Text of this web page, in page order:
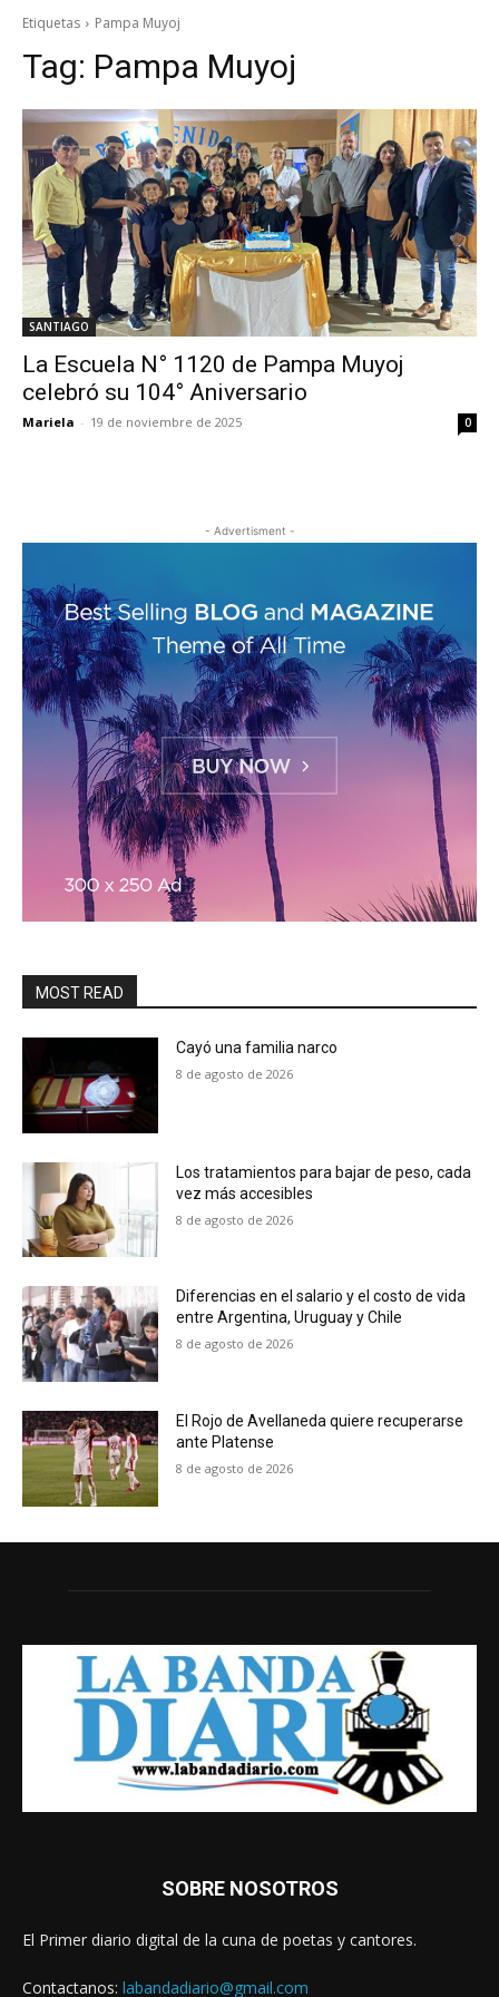
Etiquetas Pampa Muyoj
Tag: Pampa Muyoj
SANTIAGO
La Escuela N° 1120 de Pampa Muyoj
celebró su 104° Aniversario
Mariela - 19 de noviembre de 2025 0
- Advertisment -
MOST READ
Cayó una familia narco
8 de agosto de 2026
Los tratamientos para bajar de peso, cada
vez más accesibles
8 de agosto de 2026
Diferencias en el salario y el costo de vida
entre Argentina, Uruguay y Chile
8 de agosto de 2026
El Rojo de Avellaneda quiere recuperarse
ante Platense
8 de agosto de 2026
SOBRE NOSOTROS
El Primer diario digital de la cuna de poetas y cantores.
Contactanos: labandadiario@gmail.com